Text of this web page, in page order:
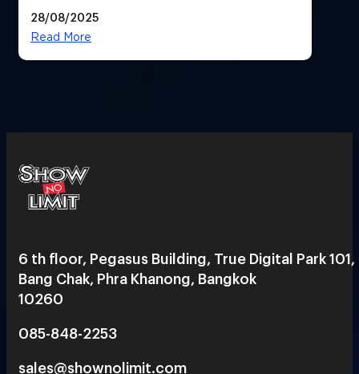
28/08/2025
Read More
6 th floor, Pegasus Building, True Digital Park 101,
Bang Chak, Phra Khanong, Bangkok
10260
085-848-2253
sales@shownolimit.com